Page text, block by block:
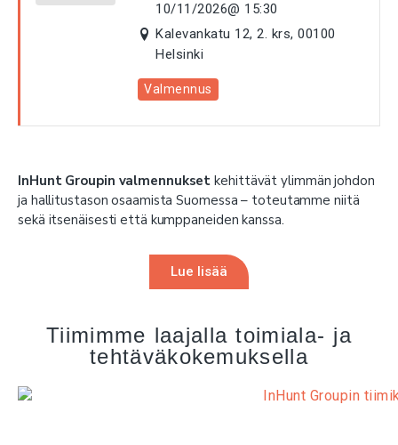
10/11/2026@ 15:30
Kalevankatu 12, 2. krs, 00100
Helsinki
Valmennus
InHunt Groupin valmennukset kehittävät ylimmän johdon
ja hallitustason osaamista Suomessa – toteutamme niitä
sekä itsenäisesti että kumppaneiden kanssa.
Lue lisää
Tiimimme laajalla toimiala- ja
tehtäväkokemuksella